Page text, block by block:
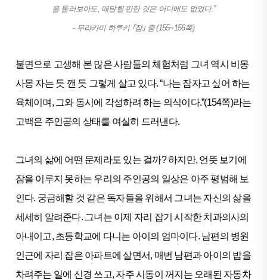
을 둘러보아도, 매달릴 만한 것은 어디에도 없었다.”
- 무라카미 하루키 ｢잠｣ 중 (155~156쪽)
불면으로 고생해 본 많은 사람들의 체험처럼 그녀 역시 비몽
사몽 자는 듯 깬 듯 그렇게 살고 있다. “나는 잠자고 싶어 하는
육체이며, 그와 동시에 각성하려 하는 의식이다.”(154쪽)라는
고백은 주인공의 상태를 여실히 드러낸다.
그녀의 삶에 어떤 문제라도 있는 걸까? 하지만, 언뜻 보기에
잠을 이루지 못하는 우리의 주인공의 일상은 아주 평범해 보
인다. 궁금해할 것 같은 독자들을 위해서 그녀는 자신의 삶을
세세히 알려준다. 그녀는 이제 자리 잡기 시작한 치과의사의
아내이고, 초등학교에 다니는 아이의 엄마이다. 남편의 병원
인근에 자리 잡은 아파트에 살면서, 매번 남편과 아이의 밥을
차려주는 일에 신경 쓰고, 자주 시동이 꺼지는 오래된 자동차